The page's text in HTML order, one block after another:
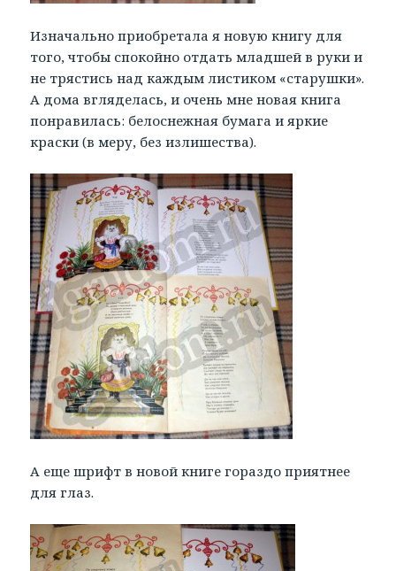
Изначально приобретала я новую книгу для
того, чтобы спокойно отдать младшей в руки и
не трястись над каждым листиком «старушки».
А дома вгляделась, и очень мне новая книга
понравилась: белоснежная бумага и яркие
краски (в меру, без излишества).
А еще шрифт в новой книге гораздо приятнее
для глаз.